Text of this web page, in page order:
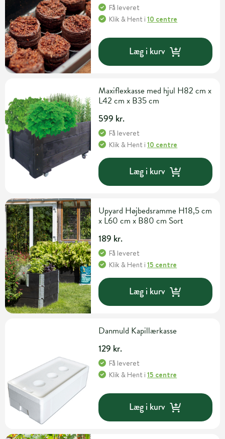
Få leveret
Klik & Hent i10 centre
Læg i kurv
Maxiflexkasse med hjul H82 cm x
L42 cm x B35 cm
599 kr.
Få leveret
Klik & Hent i10 centre
Læg i kurv
Upyard Højbedsramme H18,5 cm
x L60 cm x B80 cm Sort
189 kr.
Få leveret
Klik & Hent i15 centre
Læg i kurv
Danmuld Kapillærkasse
129 kr.
Få leveret
Klik & Hent i15 centre
Læg i kurv